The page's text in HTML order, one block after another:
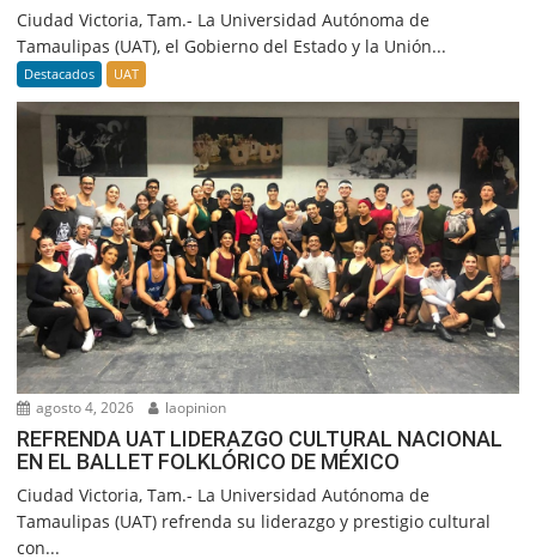
Ciudad Victoria, Tam.- La Universidad Autónoma de
Tamaulipas (UAT), el Gobierno del Estado y la Unión...
Destacados UAT
agosto 4, 2026 laopinion
REFRENDA UAT LIDERAZGO CULTURAL NACIONAL
EN EL BALLET FOLKLÓRICO DE MÉXICO
Ciudad Victoria, Tam.- La Universidad Autónoma de
Tamaulipas (UAT) refrenda su liderazgo y prestigio cultural
con...